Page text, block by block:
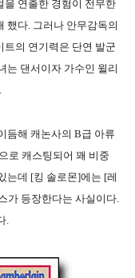
을 연출한 경험이 전무한
했다. 그러나 안무감독의
트의 연기력은 단연 발군
는 댄서이자 가수인 윌리
듬해 캐논사의 B급 아류
로 캐스팅되어 꽤 비중
는데 [킹 솔로몬]에는 [레
가 등장한다는 사실이다.
.